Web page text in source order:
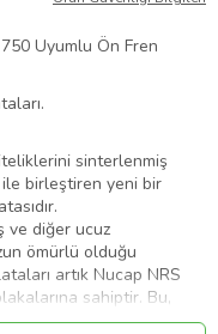
Uyumlu Ön Fren
sinterlenmiş
ile birleştiren yeni bir
ve diğer ucuz
ömürlü olduğu
artık Nucap NRS
sahiptir. Bu,
balatasının bağlanma